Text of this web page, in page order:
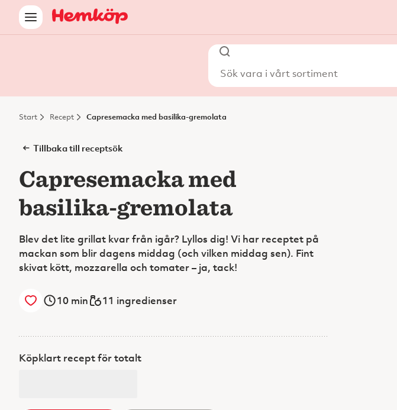
Start Recept Capresemacka med basilika-gremolata
Tillbaka till receptsök
Capresemacka med
basilika-gremolata
Blev det lite grillat kvar från igår? Lyllos dig! Vi har receptet på
mackan som blir dagens middag (och vilken middag sen). Fint
skivat kött, mozzarella och tomater – ja, tack!
10 min 11 ingredienser
Köpklart recept för totalt